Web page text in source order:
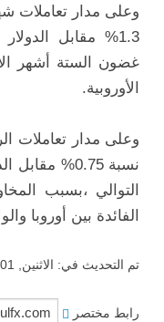
وعلى مدار تعاملات
1.3% مقابل
غضون الستة أشهر
الأوروبية.‏
وعلى مدار تعاملات
نسبة 0.75%
التوالي ،بسبب
الفائدة بين أوروبا
تم التحديث في: الاثنين, 01 تموز 2024 11:42
رابط مختصر